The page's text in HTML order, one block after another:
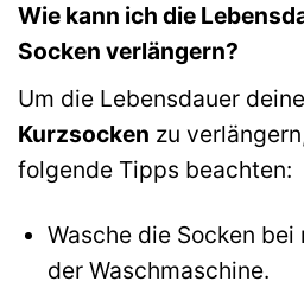
Wie kann ich die
Socken verlängern?
Um die Lebensdauer
Kurzsocken zu
folgende Tipps beachten:
Wasche die Socken bei
der Waschmaschine.